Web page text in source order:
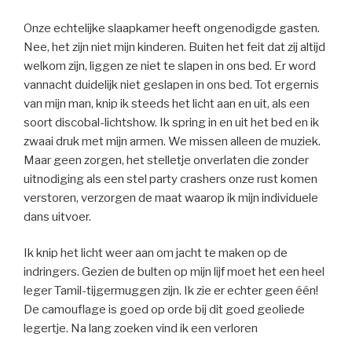
Onze echtelijke slaapkamer heeft ongenodigde gasten.
Nee, het zijn niet mijn kinderen. Buiten het feit dat zij altijd
welkom zijn, liggen ze niet te slapen in ons bed. Er word
vannacht duidelijk niet geslapen in ons bed. Tot ergernis
van mijn man, knip ik steeds het licht aan en uit, als een
soort discobal-lichtshow. Ik spring in en uit het bed en ik
zwaai druk met mijn armen. We missen alleen de muziek.
Maar geen zorgen, het stelletje onverlaten die zonder
uitnodiging als een stel party crashers onze rust komen
verstoren, verzorgen de maat waarop ik mijn individuele
dans uitvoer.
Ik knip het licht weer aan om jacht te maken op de
indringers. Gezien de bulten op mijn lijf moet het een heel
leger Tamil-tijgermuggen zijn. Ik zie er echter geen één!
De camouflage is goed op orde bij dit goed geoliede
legertje. Na lang zoeken vind ik een verloren